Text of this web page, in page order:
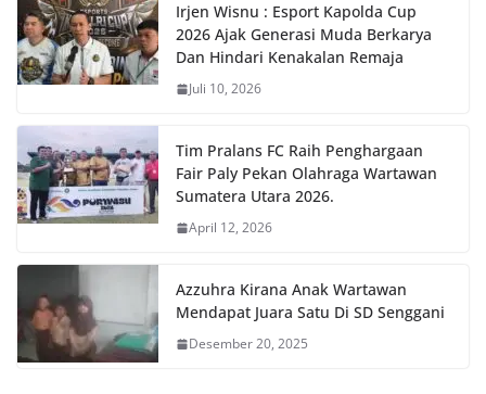
Irjen Wisnu : Esport Kapolda Cup
2026 Ajak Generasi Muda Berkarya
Dan Hindari Kenakalan Remaja
Juli 10, 2026
Tim Pralans FC Raih Penghargaan
Fair Paly Pekan Olahraga Wartawan
Sumatera Utara 2026.
April 12, 2026
Azzuhra Kirana Anak Wartawan
Mendapat Juara Satu Di SD Senggani
Desember 20, 2025